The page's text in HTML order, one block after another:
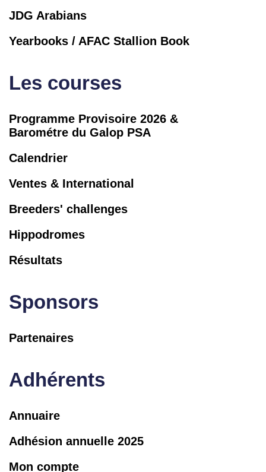
JDG Arabians
Yearbooks / AFAC Stallion Book
Les courses
Programme Provisoire 2026 &
Barométre du Galop PSA
Calendrier
Ventes & International
Breeders' challenges
Hippodromes
Résultats
Sponsors
Partenaires
Adhérents
Annuaire
Adhésion annuelle 2025
Mon compte